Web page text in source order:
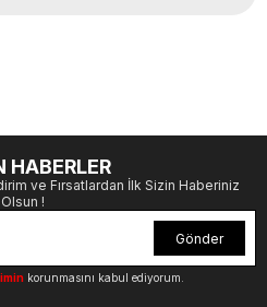
HABERLER
ve Fırsatlardan İlk Sizin Haberiniz
Olsun !
Gönder
korunmasını kabul ediyorum.